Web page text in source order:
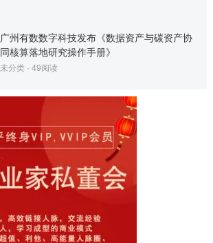
广州有数数字科技发布《数据资产与碳资产协
同核算落地研究操作手册》
未分类· 49阅读